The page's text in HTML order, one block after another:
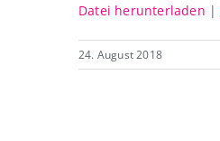
RSS FEED
TEILEN
LINK
Datei herunterladen |
24. August 2018